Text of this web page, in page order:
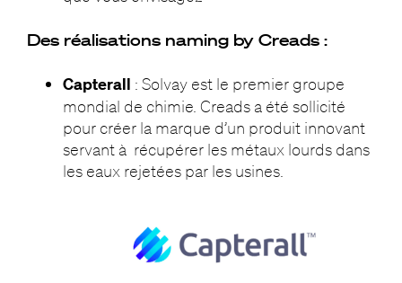
Des réalisations naming by Creads :
Capterall : Solvay est le premier groupe
mondial de chimie. Creads a été sollicité
pour créer la marque d’un produit innovant
servant à récupérer les métaux lourds dans
les eaux rejetées par les usines.